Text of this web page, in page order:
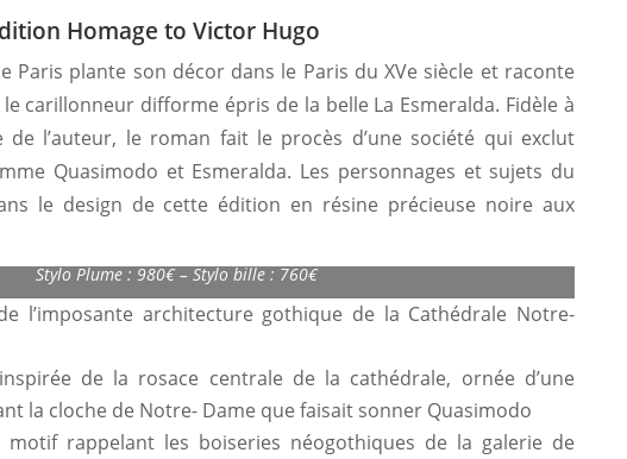
Homage to Victor Hugo
Paris plante son décor dans le Paris du XVe siècle et raconte
carillonneur difforme épris de la belle La Esmeralda. Fidèle à
l’auteur, le roman fait le procès d’une société qui exclut
Quasimodo et Esmeralda. Les personnages et sujets du
le design de cette édition en résine précieuse noire aux
Stylo Plume : 980€ – Stylo bille : 760€
l’imposante architecture gothique de la Cathédrale Notre-
de la rosace centrale de la cathédrale, ornée d’une
la cloche de Notre- Dame que faisait sonner Quasimodo
motif rappelant les boiseries néogothiques de la galerie de